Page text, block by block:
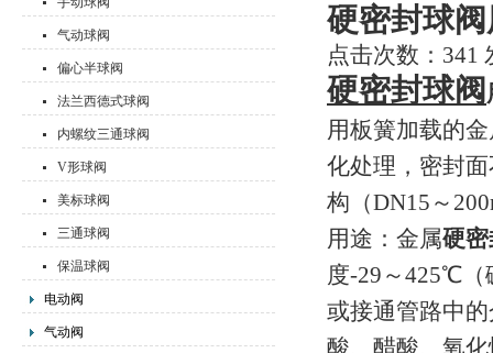
气动球阀
偏心半球阀
法兰西德式球阀
内螺纹三通球阀
V形球阀
美标球阀
三通球阀
保温球阀
电动阀
气动阀
硬密封球
点击次数：341
硬密封球阀
用板簧加载的
化处理，密封
构 （DN15～
用途：金属硬
度-29～425℃（
或接通管路中
酸、醋酸、氧